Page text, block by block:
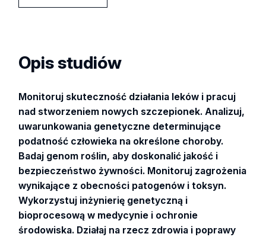
Opis studiów
Monitoruj skuteczność działania leków i pracuj
nad stworzeniem nowych szczepionek. Analizuj,
uwarunkowania genetyczne determinujące
podatność człowieka na określone choroby.
Badaj genom roślin, aby doskonalić jakość i
bezpieczeństwo żywności. Monitoruj zagrożenia
wynikające z obecności patogenów i toksyn.
Wykorzystuj inżynierię genetyczną i
bioprocesową w medycynie i ochronie
środowiska. Działaj na rzecz zdrowia i poprawy